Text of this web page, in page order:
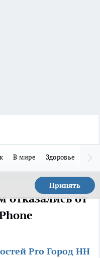
В мире Здоровье
Принять
от
Pro Город НН